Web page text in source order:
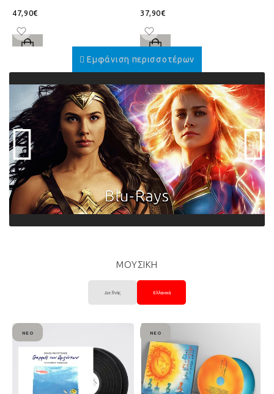
47,90€ 37,90€
ΜΟΥΣΙΚΗ
Διεθνής Ελληνική
ΝΈΟ ΝΈΟ